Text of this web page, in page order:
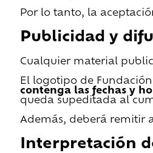
Por lo tanto, la
Publicidad y
Cualquier material
El logotipo de
contenga las fechas y
queda supeditada al
Además, deberá remitir
Interpretación